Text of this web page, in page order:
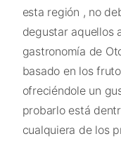
esta región , no
degustar aquellos
gastronomía de
basado en los
ofreciéndole un
probarlo está
cualquiera de los